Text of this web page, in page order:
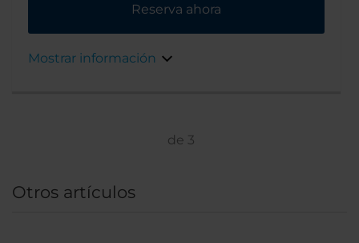
con techo de vidrio e impresionantes
ascensores acristalados.
Reserva ahora
Mostrar información
de 3
Otros artículos